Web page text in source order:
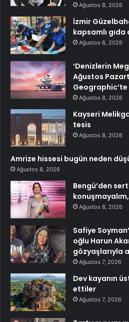
Ağustos 8, 2026
İzmir
kapsamlı
Ağustos 8, 2026
‘Denizlerin
Ağustos
Geographic’te
Ağustos 8, 2026
Kayseri
tesis
Ağustos 8, 2026
Amrize hissesi bugün neden
Ağustos 8, 2026
Bengü’den
Ağustos 8, 2026
Safiye
oğlu Harun
gözyaşlarıyla
Ağustos 7, 2026
Dev kayanın
ettiler
Ağustos 7, 2026